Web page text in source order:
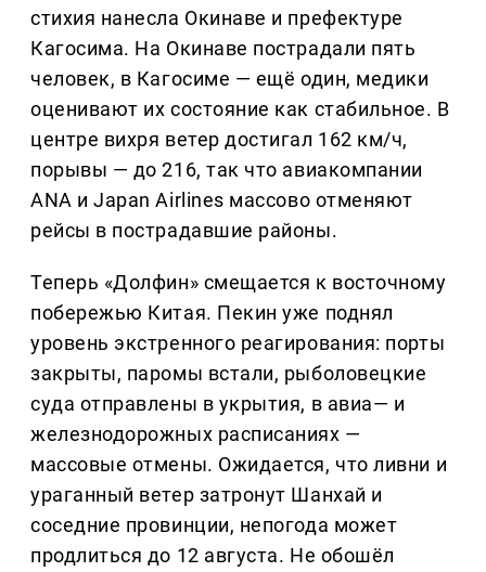
стихия нанесла Окинаве и префектуре
Кагосима. На Окинаве пострадали пять
человек, в Кагосиме — ещё один, медики
оценивают их состояние как стабильное. В
центре вихря ветер достигал 162 км/ч,
порывы — до 216, так что авиакомпании
ANA и Japan Airlines массово отменяют
рейсы в пострадавшие районы.
Теперь «Долфин» смещается к восточному
побережью Китая. Пекин уже поднял
уровень экстренного реагирования: порты
закрыты, паромы встали, рыболовецкие
суда отправлены в укрытия, в авиа— и
железнодорожных расписаниях —
массовые отмены. Ожидается, что ливни и
ураганный ветер затронут Шанхай и
соседние провинции, непогода может
продлиться до 12 августа. Не обошёл